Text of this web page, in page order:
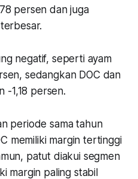
persen dan juga
negatif, seperti ayam
sedangkan DOC dan
-1,18 persen.
periode sama tahun
memiliki margin tertinggi
patut diakui segmen
margin paling stabil